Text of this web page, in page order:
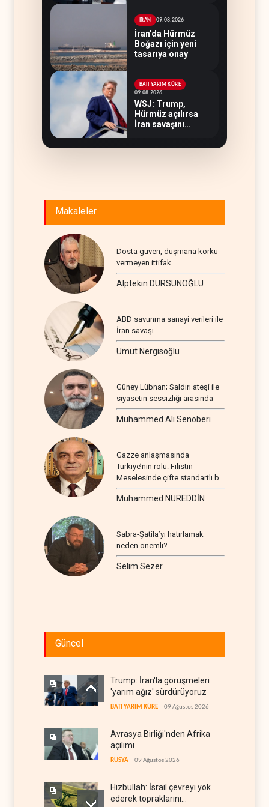
İRAN 09.08.2026
İran'da Hürmüz
Boğazı için yeni
tasarıya onay
BATI YARIM KÜRE
09.08.2026
WSJ: Trump,
Hürmüz açılırsa
İran savaşını
Makaleler
Dosta güven, düşmana korku
vermeyen ittifak
Alptekin DURSUNOĞLU
ABD savunma sanayi verileri ile
İran savaşı
Umut Nergisoğlu
Güney Lübnan; Saldırı ateşi ile
siyasetin sessizliği arasında
Muhammed Ali Senoberi
Gazze anlaşmasında
Türkiye’nin rolü: Filistin
Meselesinde çifte standartlı bir
seyir
Muhammed NUREDDİN
Sabra-Şatila’yı hatırlamak
neden önemli?
Selim Sezer
Güncel
Trump: İran'la görüşmeleri
'yarım ağız' sürdürüyoruz
BATI YARIM KÜRE 09 Ağustos 2026
Avrasya Birliği'nden Afrika
açılımı
RUSYA 09 Ağustos 2026
Hizbullah: İsrail çevreyi yok
ederek topraklarını